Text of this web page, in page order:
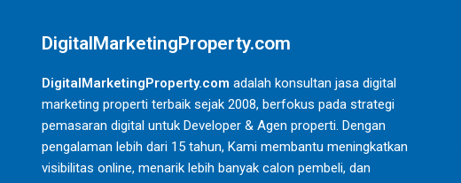
DigitalMarketingProperty.com
DigitalMarketingProperty.com adalah konsultan jasa digital
marketing properti terbaik sejak 2008, berfokus pada strategi
pemasaran digital untuk Developer & Agen properti. Dengan
pengalaman lebih dari 15 tahun, Kami membantu meningkatkan
visibilitas online, menarik lebih banyak calon pembeli, dan